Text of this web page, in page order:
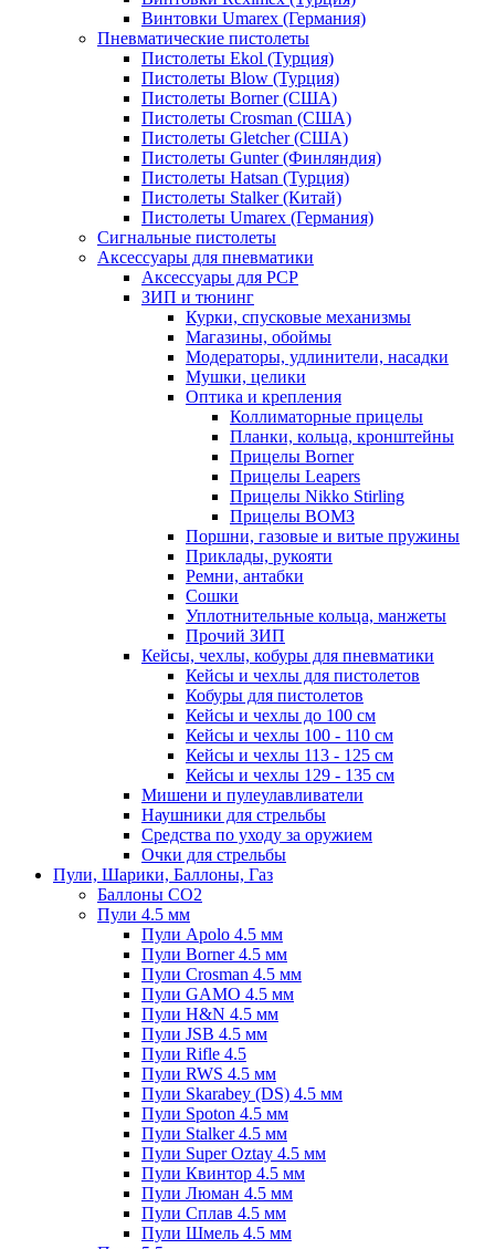
Винтовки Umarex (Германия)
Пневматические пистолеты
Пистолеты Ekol (Турция)
Пистолеты Blow (Турция)
Пистолеты Borner (США)
Пистолеты Crosman (США)
Пистолеты Gletcher (США)
Пистолеты Gunter (Финляндия)
Пистолеты Hatsan (Турция)
Пистолеты Stalker (Китай)
Пистолеты Umarex (Германия)
Сигнальные пистолеты
Аксессуары для пневматики
Аксессуары для PCP
ЗИП и тюнинг
Курки, спусковые механизмы
Магазины, обоймы
Модераторы, удлинители, насадки
Мушки, целики
Оптика и крепления
Коллиматорные прицелы
Планки, кольца, кронштейны
Прицелы Borner
Прицелы Leapers
Прицелы Nikko Stirling
Прицелы ВОМЗ
Поршни, газовые и витые пружины
Приклады, рукояти
Ремни, антабки
Сошки
Уплотнительные кольца, манжеты
Прочий ЗИП
Кейсы, чехлы, кобуры для пневматики
Кейсы и чехлы для пистолетов
Кобуры для пистолетов
Кейсы и чехлы до 100 см
Кейсы и чехлы 100 - 110 см
Кейсы и чехлы 113 - 125 см
Кейсы и чехлы 129 - 135 см
Мишени и пулеулавливатели
Наушники для стрельбы
Средства по уходу за оружием
Очки для стрельбы
Пули, Шарики, Баллоны, Газ
Баллоны CO2
Пули 4.5 мм
Пули Apolo 4.5 мм
Пули Borner 4.5 мм
Пули Crosman 4.5 мм
Пули GAMO 4.5 мм
Пули H&N 4.5 мм
Пули JSB 4.5 мм
Пули Rifle 4.5
Пули RWS 4.5 мм
Пули Skarabey (DS) 4.5 мм
Пули Spoton 4.5 мм
Пули Stalker 4.5 мм
Пули Super Oztay 4.5 мм
Пули Квинтор 4.5 мм
Пули Люман 4.5 мм
Пули Сплав 4.5 мм
Пули Шмель 4.5 мм